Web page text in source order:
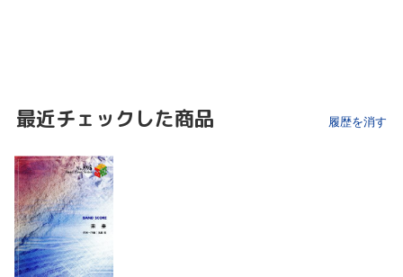
最近チェックした商品 履歴を消す